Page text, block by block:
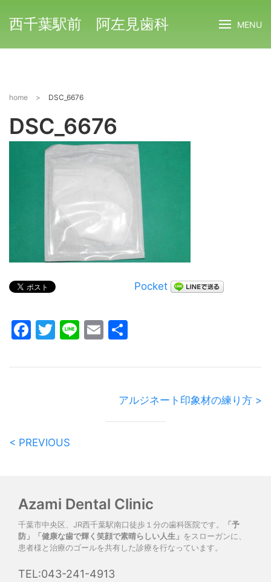
西千葉駅前 阿左見歯科 MENU
home > DSC_6676
DSC_6676
Pocket
Facebook
Twitter
LineEmail
アルジネート印象材の練り方 >
< PREVIOUS
Azami Dental Clinic
千葉市中央区、JR西千葉駅南口徒歩１分の歯科医院です。
「予
防」「健康な歯で輝く笑顔で素晴らしい人生」 をスローガンに、
患者様と治療のゴールを共有した診療を行なっています。
TEL:043-241-4913